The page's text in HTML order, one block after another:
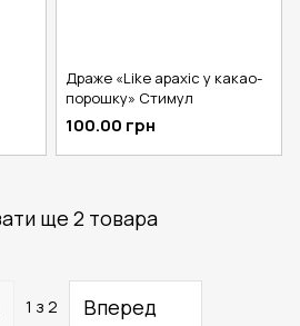
Драже «Like арахіс у какао-
порошку» Стимул
100.00 грн
ще 2 товара
1 з 2 Вперед